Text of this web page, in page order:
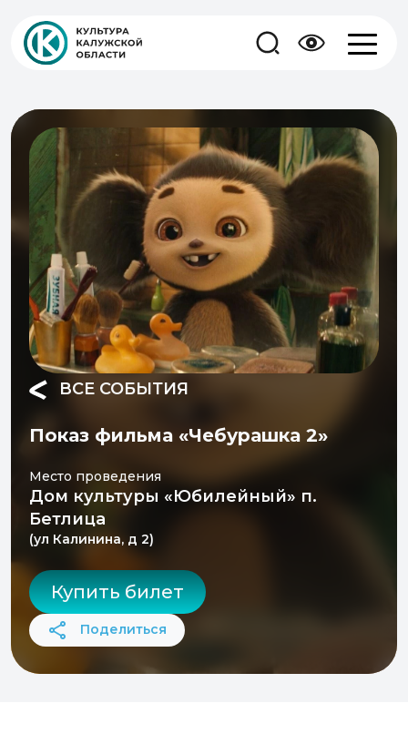
ВСЕ СОБЫТИЯ
Показ фильма «Чебурашка 2»
Место проведения
Дом культуры «Юбилейный» п.
Бетлица
(ул Калинина, д 2)
Купить билет
Поделиться